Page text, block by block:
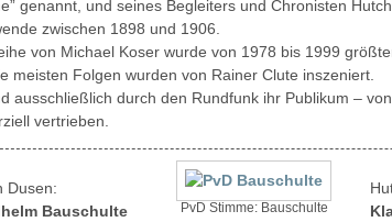
genannt, und seines Begleiters und Chronisten
zwischen 1898 und 1906.
von Michael Koser wurde von 1978 bis 1999
meisten Folgen wurden von Rainer Clute inszeniert.
ausschließlich durch den Rundfunk ihr Publikum –
vertrieben.
Dusen:
Bauschulte
PvD Stimme: Bauschulte